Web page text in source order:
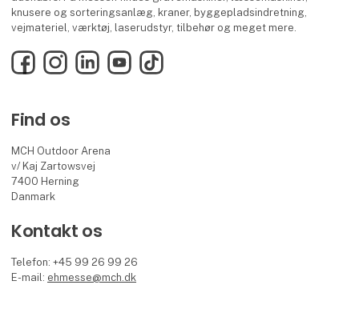
knusere og sorteringsanlæg, kraner, byggepladsindretning,
vejmateriel, værktøj, laserudstyr, tilbehør og meget mere.
FacebookInstagramLinkedInYouTubeTikTok
Find os
MCH Outdoor Arena
v/ Kaj Zartowsvej
7400 Herning
Danmark
Kontakt os
Telefon: +45 99 26 99 26
E-mail: ehmesse@mch.dk